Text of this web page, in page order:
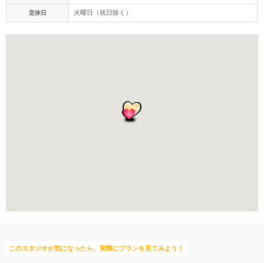
定休日 火曜日（祝日除く）
このスタジオが気になったら、実際にプランを見てみよう！